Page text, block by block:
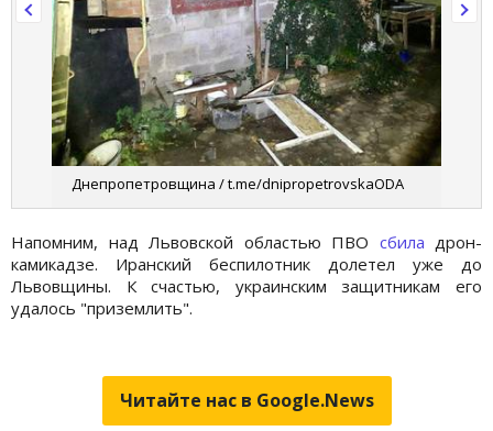
Днепропетровщина / t.me/dnipropetrovskaODA
Напомним, над Львовской областью ПВО сбила дрон-
камикадзе. Иранский беспилотник долетел уже до
Львовщины. К счастью, украинским защитникам его
удалось "приземлить".
Читайте нас в Google.News